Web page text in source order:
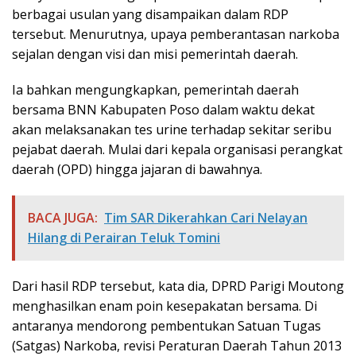
berbagai usulan yang disampaikan dalam RDP
tersebut. Menurutnya, upaya pemberantasan narkoba
sejalan dengan visi dan misi pemerintah daerah.
Ia bahkan mengungkapkan, pemerintah daerah
bersama BNN Kabupaten Poso dalam waktu dekat
akan melaksanakan tes urine terhadap sekitar seribu
pejabat daerah. Mulai dari kepala organisasi perangkat
daerah (OPD) hingga jajaran di bawahnya.
BACA JUGA: Tim SAR Dikerahkan Cari Nelayan
Hilang di Perairan Teluk Tomini
Dari hasil RDP tersebut, kata dia, DPRD Parigi Moutong
menghasilkan enam poin kesepakatan bersama. Di
antaranya mendorong pembentukan Satuan Tugas
(Satgas) Narkoba, revisi Peraturan Daerah Tahun 2013